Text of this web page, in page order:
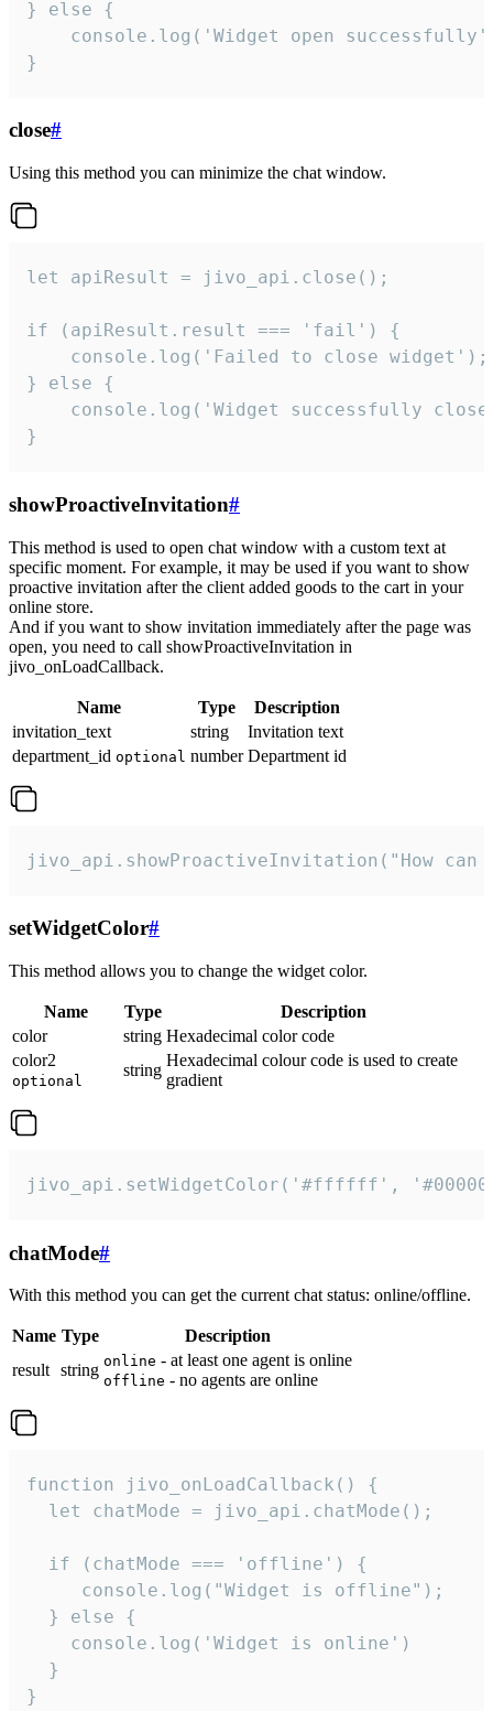
} else {
console.log('Widget open
}
close#
Using this method you can minimize the chat window.
let apiResult = jivo_api.close();
if (apiResult.result === 'fail') {
    console.log('Failed to close widget');
} else {
console.log('Widget successfully
}
showProactiveInvitation#
This method is used to open chat window with a custom text at
specific moment. For example, it may be used if you want to show
proactive invitation after the client added goods to the cart in your
online store.
And if you want to show invitation immediately after the page was
open, you need to call showProactiveInvitation in
jivo_onLoadCallback.
Name Type
Description
invitation_text
string
Invitation text
department_id optional number Department id
jivo_api.showProactiveInvitation("How
setWidgetColor#
This method allows you to change the widget color.
Name Type
Description
color
string Hexadecimal color code
color2
optional
string
Hexadecimal colour code is used to create
gradient
jivo_api.setWidgetColor('#ffffff',
chatMode#
With this method you can get the current chat status: online/offline.
Name Type
Description
result string online - at least one agent is online
offline - no agents are online
function jivo_onLoadCallback() {
  let chatMode = jivo_api.chatMode();
  if (chatMode === 'offline') {
     console.log("Widget is offline");
  } else {
    console.log('Widget is online')
  }
}